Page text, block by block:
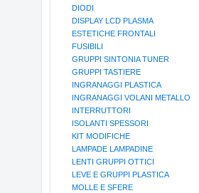
DIODI
DISPLAY LCD PLASMA
ESTETICHE FRONTALI
FUSIBILI
GRUPPI SINTONIA TUNER
GRUPPI TASTIERE
INGRANAGGI PLASTICA
INGRANAGGI VOLANI METALLO
INTERRUTTORI
ISOLANTI SPESSORI
KIT MODIFICHE
LAMPADE LAMPADINE
LENTI GRUPPI OTTICI
LEVE E GRUPPI PLASTICA
MOLLE E SFERE